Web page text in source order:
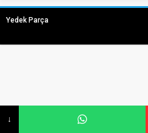
Yedek Parça
↓